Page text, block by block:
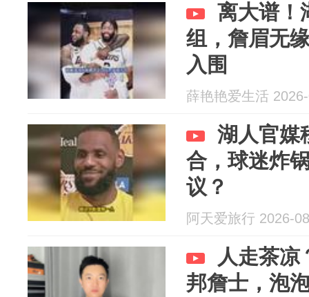
离大谱！
组，詹眉无
入围
薛艳艳爱生活
湖人官媒
合，球迷炸
议？
阿天爱旅行 2026-
人走茶凉
邦詹士，泡